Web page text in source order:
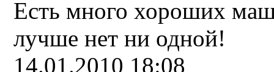
Есть много хороших
лучше нет ни одной!
14.01.2010 18:08